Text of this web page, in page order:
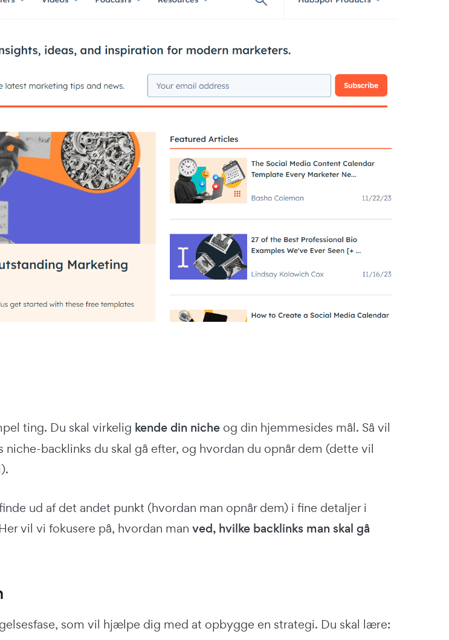
ting. Du skal virkelig kende din niche og din hjemmesides mål. Så vil
backlinks du skal gå efter, og hvordan du opnår dem (dette vil
ud af det andet punkt (hvordan man opnår dem) i fine detaljer i
vil vi fokusere på, hvordan man ved, hvilke backlinks man skal gå
som vil hjælpe dig med at opbygge en strategi. Du skal lære: